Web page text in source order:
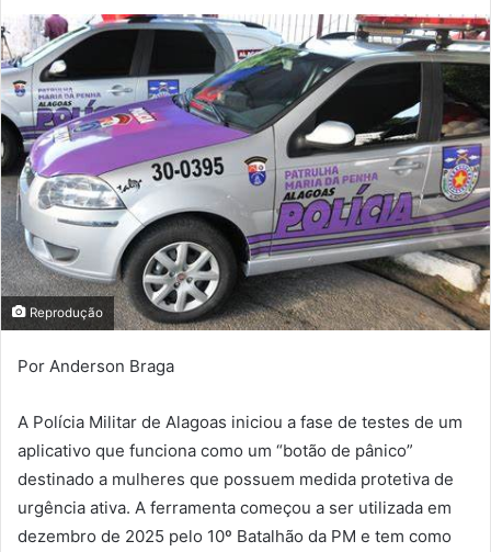
Reprodução
Por Anderson Braga
A Polícia Militar de Alagoas iniciou a fase de testes de um
aplicativo que funciona como um “botão de pânico”
destinado a mulheres que possuem medida protetiva de
urgência ativa. A ferramenta começou a ser utilizada em
dezembro de 2025 pelo 10º Batalhão da PM e tem como